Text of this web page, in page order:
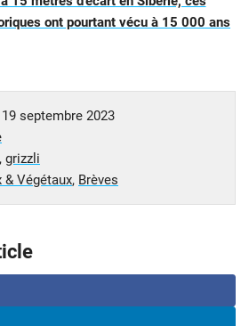
ont pourtant vécu à 15 000 ans
19 septembre 2023
, grizzli
& Végétaux, Brèves